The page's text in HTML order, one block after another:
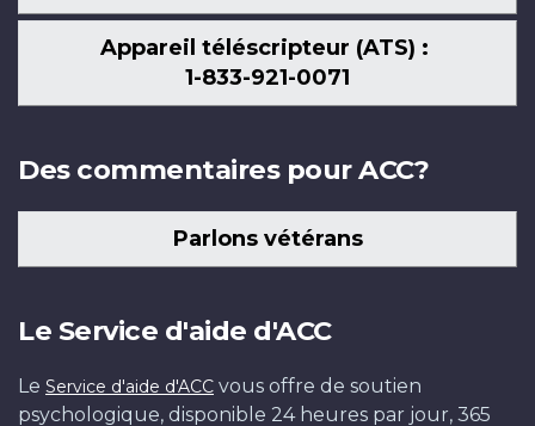
Appareil téléscripteur (ATS) :
1-833-921-0071
Des commentaires pour ACC?
Parlons vétérans
Le Service d'aide d'ACC
Le Service d'aide d'ACC vous offre de soutien
psychologique, disponible 24 heures par jour, 365